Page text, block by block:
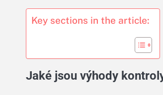
Key sections in the article:
Jaké jsou výhody